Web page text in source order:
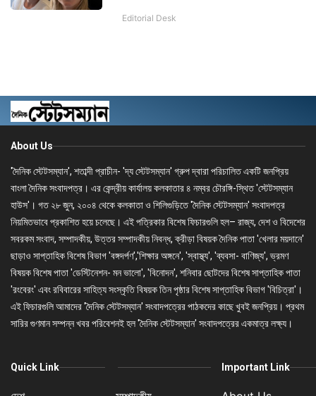
Editorial Desk
About Us
'দৈনিক স্টেটসম্যান', শতাব্দী প্রাচীন- 'দ্য স্টেটসম্যান' গ্রুপ দ্বারা পরিচালিত একটি জনপ্রিয়
বাংলা দৈনিক সংবাদপত্র। এর কেন্দ্রীয় কার্যালয় কলকাতার ৪ নম্বর চৌরঙ্গি-স্থিত 'স্টেটসম্যান
হাউস'। গত ২৮ জুন, ২০০৪ থেকে কলকাতা ও শিলিগুড়িতে 'দৈনিক স্টেটসম্যান' সংবাদপত্র
নিয়মিতভাবে প্রকাশিত হয়ে চলেছে। এই পত্রিকার বিশেষ ফিচারগুলি হল– রাজ্য, দেশ ও বিদেশের
সবরকম সংবাদ, সম্পাদকীয়, উত্তর সম্পাদকীয় নিবন্ধ, ক্রীড়া বিষয়ক দৈনিক পাতা 'খেলার ময়দানে'
ছাড়াও সাপ্তাহিক বিশেষ বিভাগ 'বঙ্গদর্পণ','শিক্ষার অঙ্গনে', 'স্বাস্থ্য', 'ব্যবসা- বাণিজ্য', ভ্রমণ
বিষয়ক বিশেষ পাতা 'ডেস্টিনেশন- মন ভালো', 'বিনোদন', শনিবার ছোটদের বিশেষ সাপ্তাহিক পাতা
'রংবেরং' এবং রবিবারের সাহিত্য সংস্কৃতি বিষয়ক তিন পৃষ্ঠার বিশেষ সাপ্তাহিক বিভাগ 'বিচিত্রা'।
এই ফিচারগুলি আমাদের 'দৈনিক স্টেটসম্যান' সংবাদপত্রের পাঠকদের কাছে খুবই জনপ্রিয়। প্রথম
সারির গুণমান সম্পন্ন খবর পরিবেশনই হল 'দৈনিক স্টেটসম্যান' সংবাদপত্রের একমাত্র লক্ষ্য।
Quick Link Important Link